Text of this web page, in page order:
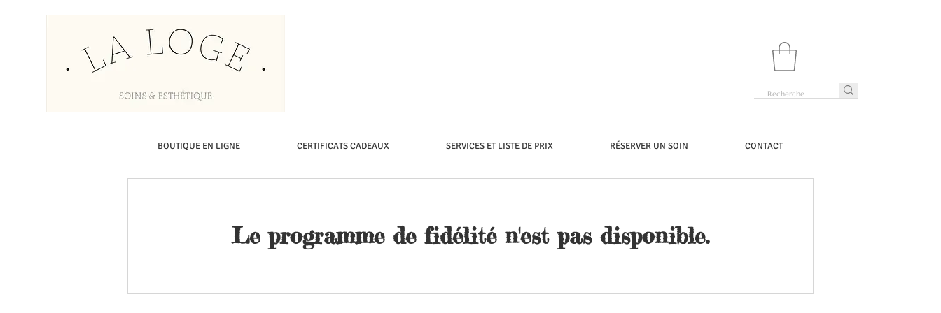
BOUTIQUE EN LIGNE CERTIFICATS CADEAUX SERVICES ET LISTE DE PRIX RÉSERVER UN SOIN CONTACT
Le programme de fidélité n'est pas disponible.